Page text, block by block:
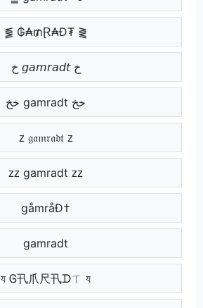
⪓ ₲₳₥Ɽ₳Đ₮ ⪔
خ 𝘨𝘢𝘮𝘳𝘢𝘥𝘵 خ
خخ gamradt خخ
ᴢ 𝔤𝔞𝔪𝔯𝔞𝔡𝔱 ᴢ
ᴢᴢ gamradt ᴢᴢ
gåmråÐ†
gamradt
য Ꮆ卂爪尺卂ᗪㄒ য